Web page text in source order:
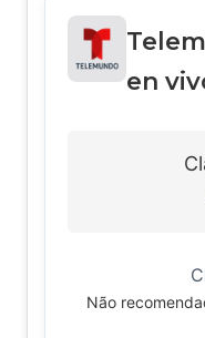
en
Não